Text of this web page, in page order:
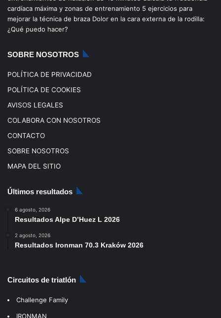
o
b
g
k
cardíaca máxima y zonas de entrenamiento 5 ejercicios para
mejorar la técnica de braza Dolor en la cara externa de la rodilla:
¿Qué puedo hacer?
SOBRE NOSOTROS
POLÍTICA DE PRIVACIDAD
POLÍTICA DE COOKIES
AVISOS LEGALES
COLABORA CON NOSOTROS
CONTACTO
SOBRE NOSOTROS
MAPA DEL SITIO
Últimos resultados
6 agosto, 2026
Resultados Alpe D’Huez L 2026
2 agosto, 2026
Resultados Ironman 70.3 Kraków 2026
Circuitos de triatlón
Challenge Family
IRONMAN